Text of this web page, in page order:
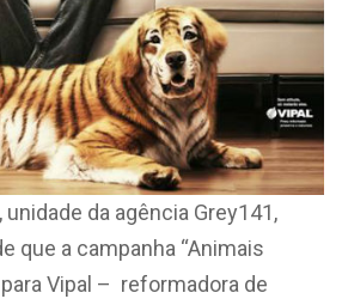
unidade da agência Grey141,
que a campanha “Animais
Vipal – reformadora de